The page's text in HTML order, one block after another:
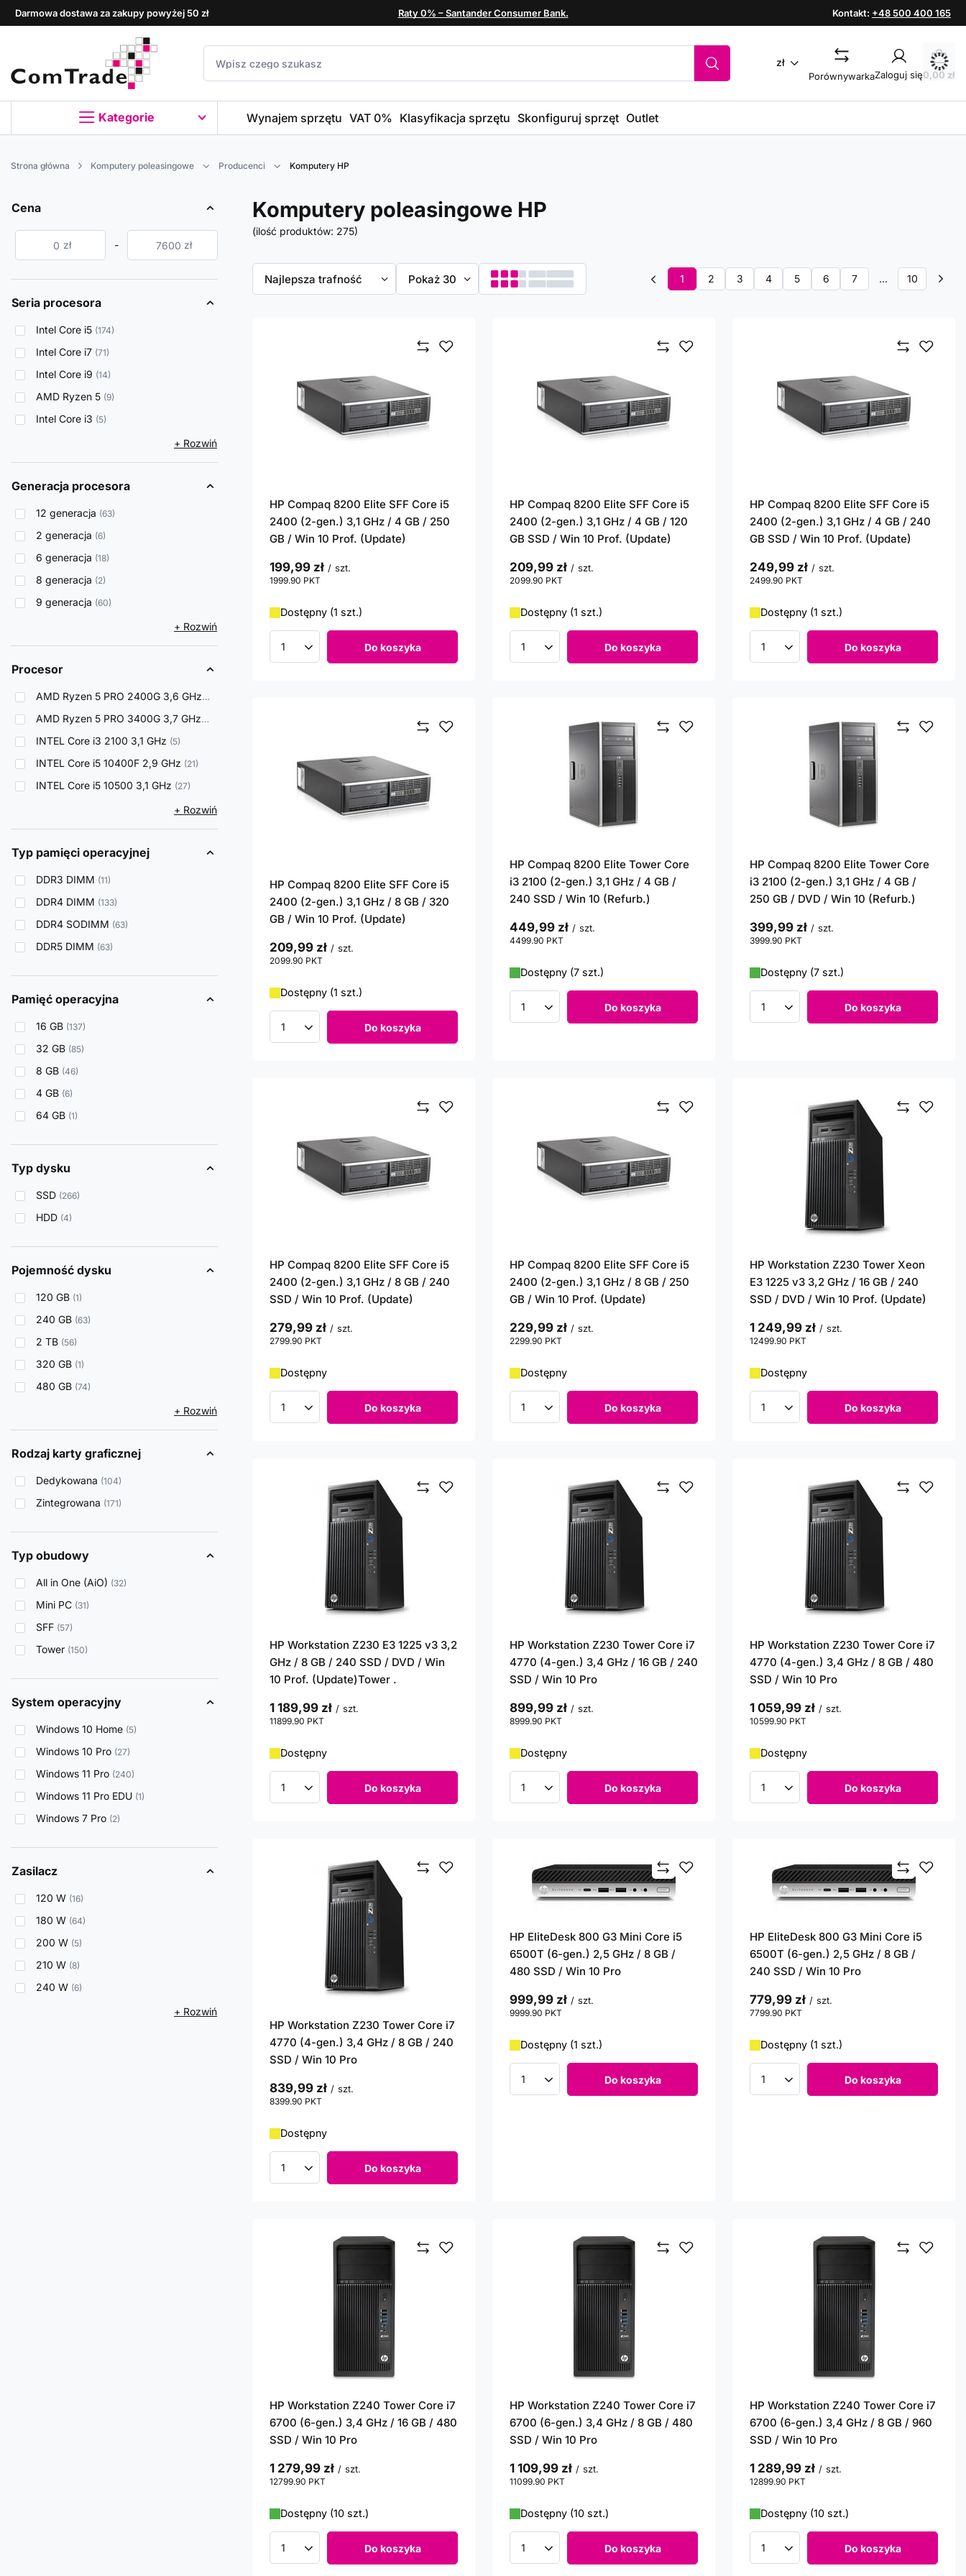
Darmowa dostawa za zakupy powyżej 50 zł Raty 0% – Santander Consumer Bank. Kontakt: +48 500 400 165
zł
PorównywarkaZaloguj się0,00 zł
Kategorie Wynajem sprzętu VAT 0% Klasyfikacja sprzętu Skonfiguruj sprzęt Outlet
Strona główna Komputery poleasingowe Producenci Komputery HP
Cena
zł - zł
Seria procesora
Intel Core i5 174
Intel Core i7 71
Intel Core i9 14
AMD Ryzen 5 9
Intel Core i3 5
+ Rozwiń
Generacja procesora
12 generacja 63
2 generacja 6
6 generacja 18
8 generacja 2
9 generacja 60
+ Rozwiń
Procesor
AMD Ryzen 5 PRO 2400G 3,6 GHz 6
AMD Ryzen 5 PRO 3400G 3,7 GHz 3
INTEL Core i3 2100 3,1 GHz 5
INTEL Core i5 10400F 2,9 GHz 21
INTEL Core i5 10500 3,1 GHz 27
+ Rozwiń
Typ pamięci operacyjnej
DDR3 DIMM 11
DDR4 DIMM 133
DDR4 SODIMM 63
DDR5 DIMM 63
Pamięć operacyjna
16 GB 137
32 GB 85
8 GB 46
4 GB 6
64 GB 1
Typ dysku
SSD 266
HDD 4
Pojemność dysku
120 GB 1
240 GB 63
2 TB 56
320 GB 1
480 GB 74
+ Rozwiń
Rodzaj karty graficznej
Dedykowana 104
Zintegrowana 171
Typ obudowy
All in One (AiO) 32
Mini PC 31
SFF 57
Tower 150
System operacyjny
Windows 10 Home 5
Windows 10 Pro 27
Windows 11 Pro 240
Windows 11 Pro EDU 1
Windows 7 Pro 2
Zasilacz
120 W 16
180 W 64
200 W 5
210 W 8
240 W 6
+ Rozwiń
Komputery poleasingowe HP
(ilość produktów: 275)
Zmień sortowanie
Najlepsza trafność Zmień ilość wyświetlanych produktów
Pokaż 30 1 2 3 4 5 6 7 ... 10
HP Compaq 8200 Elite SFF Core i5
2400 (2-gen.) 3,1 GHz / 4 GB / 250
GB / Win 10 Prof. (Update)
199,99 zł / szt.
1999.90 PKT
Dostępny (1 szt.)
Ilość produktów Do koszyka
HP Compaq 8200 Elite SFF Core i5
2400 (2-gen.) 3,1 GHz / 4 GB / 120
GB SSD / Win 10 Prof. (Update)
209,99 zł / szt.
2099.90 PKT
Dostępny (1 szt.)
Ilość produktów Do koszyka
HP Compaq 8200 Elite SFF Core i5
2400 (2-gen.) 3,1 GHz / 4 GB / 240
GB SSD / Win 10 Prof. (Update)
249,99 zł / szt.
2499.90 PKT
Dostępny (1 szt.)
Ilość produktów Do koszyka
HP Compaq 8200 Elite SFF Core i5
2400 (2-gen.) 3,1 GHz / 8 GB / 320
GB / Win 10 Prof. (Update)
209,99 zł / szt.
2099.90 PKT
Dostępny (1 szt.)
Ilość produktów Do koszyka
HP Compaq 8200 Elite Tower Core
i3 2100 (2-gen.) 3,1 GHz / 4 GB /
240 SSD / Win 10 (Refurb.)
449,99 zł / szt.
4499.90 PKT
Dostępny (7 szt.)
Ilość produktów Do koszyka
HP Compaq 8200 Elite Tower Core
i3 2100 (2-gen.) 3,1 GHz / 4 GB /
250 GB / DVD / Win 10 (Refurb.)
399,99 zł / szt.
3999.90 PKT
Dostępny (7 szt.)
Ilość produktów Do koszyka
HP Compaq 8200 Elite SFF Core i5
2400 (2-gen.) 3,1 GHz / 8 GB / 240
SSD / Win 10 Prof. (Update)
279,99 zł / szt.
2799.90 PKT
Dostępny
Ilość produktów Do koszyka
HP Compaq 8200 Elite SFF Core i5
2400 (2-gen.) 3,1 GHz / 8 GB / 250
GB / Win 10 Prof. (Update)
229,99 zł / szt.
2299.90 PKT
Dostępny
Ilość produktów Do koszyka
HP Workstation Z230 Tower Xeon
E3 1225 v3 3,2 GHz / 16 GB / 240
SSD / DVD / Win 10 Prof. (Update)
1 249,99 zł / szt.
12499.90 PKT
Dostępny
Ilość produktów Do koszyka
HP Workstation Z230 E3 1225 v3 3,2
GHz / 8 GB / 240 SSD / DVD / Win
10 Prof. (Update)Tower .
1 189,99 zł / szt.
11899.90 PKT
Dostępny
Ilość produktów Do koszyka
HP Workstation Z230 Tower Core i7
4770 (4-gen.) 3,4 GHz / 16 GB / 240
SSD / Win 10 Pro
899,99 zł / szt.
8999.90 PKT
Dostępny
Ilość produktów Do koszyka
HP Workstation Z230 Tower Core i7
4770 (4-gen.) 3,4 GHz / 8 GB / 480
SSD / Win 10 Pro
1 059,99 zł / szt.
10599.90 PKT
Dostępny
Ilość produktów Do koszyka
HP Workstation Z230 Tower Core i7
4770 (4-gen.) 3,4 GHz / 8 GB / 240
SSD / Win 10 Pro
839,99 zł / szt.
8399.90 PKT
Dostępny
Ilość produktów Do koszyka
HP EliteDesk 800 G3 Mini Core i5
6500T (6-gen.) 2,5 GHz / 8 GB /
480 SSD / Win 10 Pro
999,99 zł / szt.
9999.90 PKT
Dostępny (1 szt.)
Ilość produktów Do koszyka
HP EliteDesk 800 G3 Mini Core i5
6500T (6-gen.) 2,5 GHz / 8 GB /
240 SSD / Win 10 Pro
779,99 zł / szt.
7799.90 PKT
Dostępny (1 szt.)
Ilość produktów Do koszyka
HP Workstation Z240 Tower Core i7
6700 (6-gen.) 3,4 GHz / 16 GB / 480
SSD / Win 10 Pro
1 279,99 zł / szt.
12799.90 PKT
Dostępny (10 szt.)
Ilość produktów Do koszyka
HP Workstation Z240 Tower Core i7
6700 (6-gen.) 3,4 GHz / 8 GB / 480
SSD / Win 10 Pro
1 109,99 zł / szt.
11099.90 PKT
Dostępny (10 szt.)
Ilość produktów Do koszyka
HP Workstation Z240 Tower Core i7
6700 (6-gen.) 3,4 GHz / 8 GB / 960
SSD / Win 10 Pro
1 289,99 zł / szt.
12899.90 PKT
Dostępny (10 szt.)
Ilość produktów Do koszyka